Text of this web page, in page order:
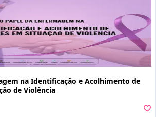
na Identificação e Acolhimento de
de Violência